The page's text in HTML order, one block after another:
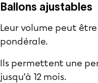
Ballons ajustables
Leur volume peut
pondérale.
Ils permettent une
jusqu’à 12 mois.